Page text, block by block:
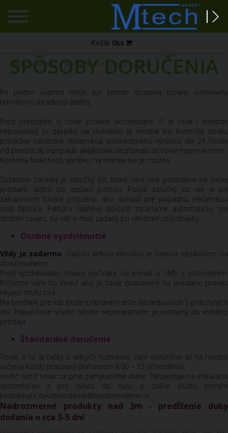
Zabudnuté
heslo?
Košík 0ks
ÚVOD / SPRIEVODCA NÁKUPOM/SPÔSOBY DORUČENIA
SPÔSOBY DORUČENIA
Pri platbe vopred môže byť termín dodania tovaru ovplyvnený
termínom uhradenia platby.
Pred prevzatím si tovar prosím skontrolujte, či je obal i výrobok
neporušený (u zásielky na dobierku je možná len kontrola obalu,
prípadne následná reklamácia poškodeného výrobku do 24 hodín
od prevzatia), v prípade akejkoľvek nezrovnalosti tovar neprevezmite.
Kontrola funkčnosti výrobku na mieste nie je možná.
Súčasťou zásielky je záručný list, ktorý vám radi potvrdíme na našej
predajni, alebo po zaslaní poštou. Pokiaľ záručný list nie je pri
zakúpenom tovare priložený, ako doklad pre prípadnú reklamáciu
slúži faktúra. Faktúru (daňový doklad) zasielame automaticky, po
dodaní tovaru, na váš e-mail zadaný pri vytváraní objednávky.
Osobné vyzdvihnutie
Vždy je zadarmo . Ďalšou veľkou výhodou je časová nezávislosť na
doručovateľovi.
Pred vyzdvihnutím tovaru počkajte na e-mail a SMS s potvrdením.
Pošleme vám ho ihneď ako je tovar pripravený na predajni, proces
nejakú chvíľu trvá.
Na predajni pre vás bude pripravený ešte nasledujúcich 5 pracovných
dní. Pokiaľ tovar v tejto lehote neprevezmete, je uvoľnený do voľného
predaja.
Štandardné doručenie
Tovar, a to aj ťažký a veľkých rozmerov, vám doručíme až na miesto
určenia každý pracovný deň medzi 8:00 – 15:00 hodinou.
Vodič vyloží tovar za prvé zamykateľné dvere. Nezaisťujeme inštaláciu
spotrebičov a pre výnos do bytu a dalšie služby prosím
kontaktujte byvatmoderne@byvatmoderne.sk
Nadrozmerné produkty nad 3m - predĺženie doby
dodania o cca 3-5 dní